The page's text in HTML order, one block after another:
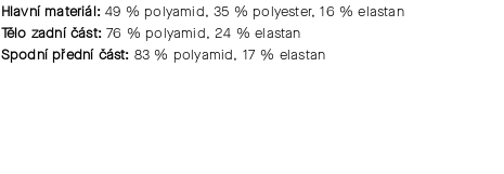
Hlavní materiál: 49 % polyamid, 35 % polyester, 16 % elastan
Tělo zadní část: 76 % polyamid, 24 % elastan
Spodní přední část: 83 % polyamid, 17 % elastan